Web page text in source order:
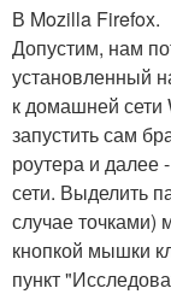
В Mozilla Firefox.
Допустим, нам
установленный
к домашней сети
запустить сам
роутера и далее
сети. Выделить
случае точками)
кнопкой мышки
пункт